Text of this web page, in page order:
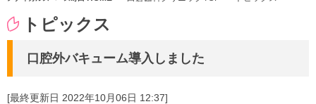
トピックス
口腔外バキューム導入しました
[最終更新日 2022年10月06日 12:37]